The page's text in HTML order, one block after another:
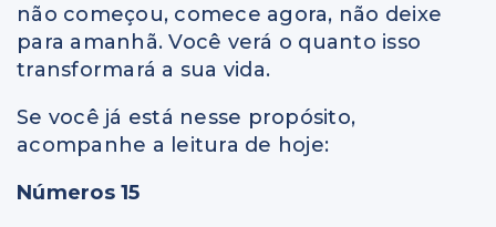
não começou, comece agora, não deixe
para amanhã. Você verá o quanto isso
transformará a sua vida.
Se você já está nesse propósito,
acompanhe a leitura de hoje:
Números 15